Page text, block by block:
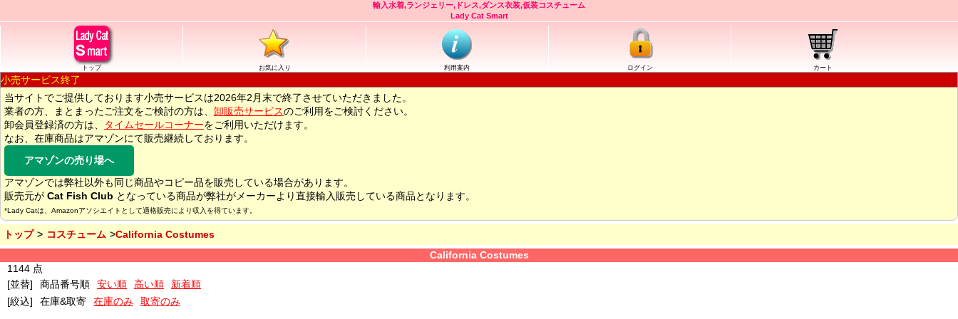
輸入水着,ランジェリー,ドレス,ダンス衣装,仮装コスチューム
Lady Cat Smart
トップ お気に入り 利用案内 ログイン カート
小売サービス終了
当サイトでご提供しております小売サービスは2026年2月末で終了させていただきました。
業者の方、まとまったご注文をご検討の方は、 卸販売サービスのご利用をご検討ください。
卸会員登録済の方は、
タイムセールコーナーをご利用いただけます。
なお、在庫商品はアマゾンにて販売継続しております。
アマゾンの売り場へ
アマゾンでは弊社以外も同じ商品やコピー品を販売している場合があります。
販売元が Cat Fish Club となっている商品が弊社がメーカーより直接輸入販売している商品となります。
*Lady Catは、Amazonアソシエイトとして適格販売により収入を得ています。
トップ コスチューム
California Costumes
California Costumes
1144 点
[並替]
商品番号順 安い順 高い順
新着順
[絞込]
在庫&取寄 在庫のみ 取寄のみ